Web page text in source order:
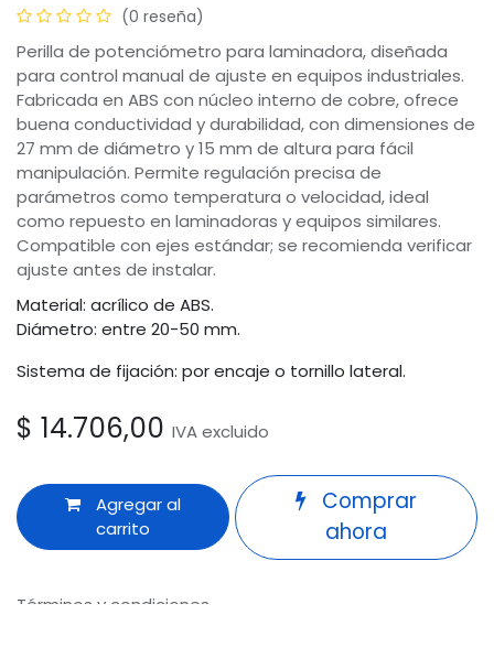
(0 reseña)
Perilla de potenciómetro para laminadora, diseñada
para control manual de ajuste en equipos industriales.
Fabricada en ABS con núcleo interno de cobre, ofrece
buena conductividad y durabilidad, con dimensiones de
27 mm de diámetro y 15 mm de altura para fácil
manipulación. Permite regulación precisa de
parámetros como temperatura o velocidad, ideal
como repuesto en laminadoras y equipos similares.
Compatible con ejes estándar; se recomienda verificar
ajuste antes de instalar.
Material: acrílico de ABS.
Diámetro: entre 20-50 mm.
Sistema de fijación: por encaje o tornillo lateral.
$ 14.706,00 IVA excluido
Agregar al
carrito
Comprar
ahora
Términos y condiciones